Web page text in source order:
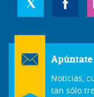
Noticias,
tan sólo